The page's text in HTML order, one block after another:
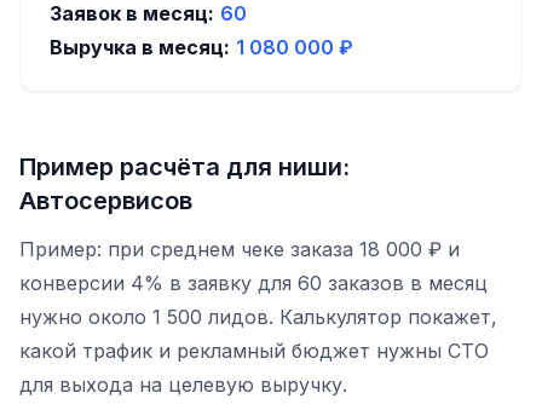
Заявок в месяц: 60
Выручка в месяц: 1 080 000 ₽
Пример расчёта для ниши:
Автосервисов
Пример: при среднем чеке заказа 18 000 ₽ и
конверсии 4% в заявку для 60 заказов в месяц
нужно около 1 500 лидов. Калькулятор покажет,
какой трафик и рекламный бюджет нужны СТО
для выхода на целевую выручку.